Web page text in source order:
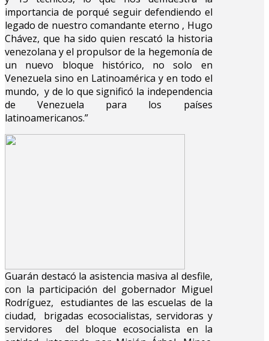
importancia de porqué seguir defendiendo el
legado de nuestro comandante eterno , Hugo
Chávez, que ha sido quien rescató la historia
venezolana y el propulsor de la hegemonía de
un nuevo bloque histórico, no solo en
Venezuela sino en Latinoamérica y en todo el
mundo, y de lo que significó la independencia
de Venezuela para los países
latinoamericanos.”
Guarán destacó la asistencia masiva al desfile,
con la participación del gobernador Miguel
Rodríguez, estudiantes de las escuelas de la
ciudad, brigadas ecosocialistas, servidoras y
servidores del bloque ecosocialista en la